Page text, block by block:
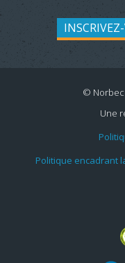
© Norbec
Une
Politique encadrant